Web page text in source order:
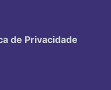
de Privacidade